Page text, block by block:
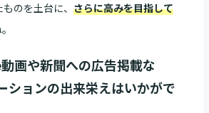
のを土台に、 さらに高みを目指して
画や新聞への広告掲載な
ションの出来栄えはいかがで